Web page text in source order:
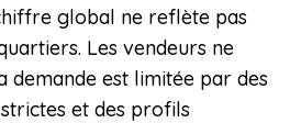
global ne reflète pas
Les vendeurs ne
demande est limitée par des
et des profils